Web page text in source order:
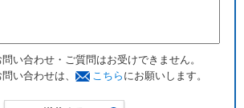
い合わせ・ご質問はお受けできません。
い合わせは、
こちら にお願いします。